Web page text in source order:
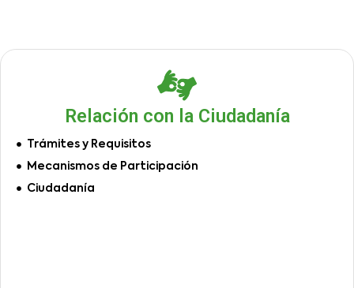
Relación con la Ciudadanía
Trámites y Requisitos
Mecanismos de Participación
Ciudadanía